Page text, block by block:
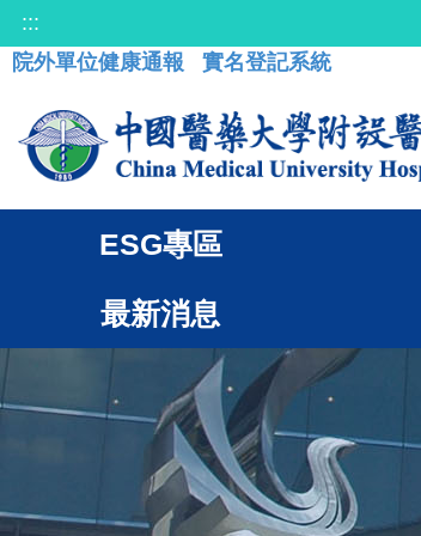
:::
院外單位健康通報
實名登記系統
ESG專區
最新消息